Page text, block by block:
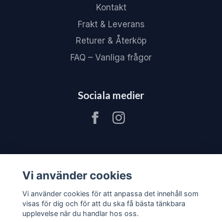
Kontakt
Frakt & Leverans
Returer & Återköp
FAQ – Vanliga frågor
Sociala medier
Vi använder cookies
Vi använder cookies för att anpassa det innehåll som
visas för dig och för att du ska få bästa tänkbara
upplevelse när du handlar hos oss.